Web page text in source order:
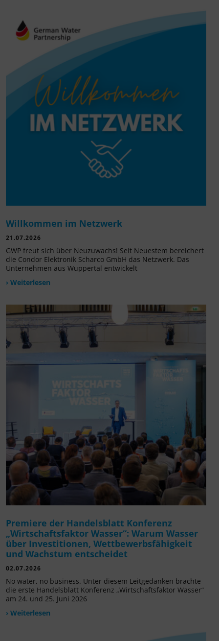
Willkommen im Netzwerk
21.07.2026
GWP freut sich über Neuzuwachs! Seit Neuestem bereichert
die Condor Elektronik Scharco GmbH das Netzwerk. Das
Unternehmen aus Wuppertal entwickelt
› Weiterlesen
Premiere der Handelsblatt Konferenz
„Wirtschaftsfaktor Wasser“: Warum Wasser
über Investitionen, Wettbewerbsfähigkeit
und Wachstum entscheidet
02.07.2026
No water, no business. Unter diesem Leitgedanken brachte
die erste Handelsblatt Konferenz „Wirtschaftsfaktor Wasser“
am 24. und 25. Juni 2026
› Weiterlesen